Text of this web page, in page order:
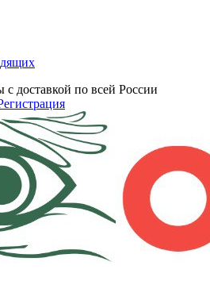
доставкой по всей России